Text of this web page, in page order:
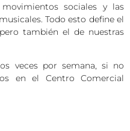
sociales y las
Todo esto define el
también el de nuestras
veces por semana, si no
en el Centro Comercial